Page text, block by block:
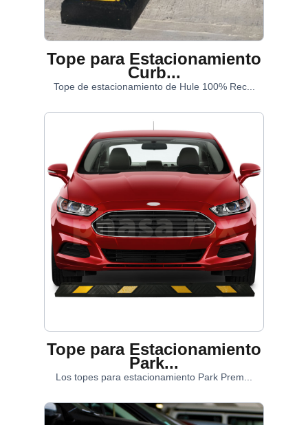
Tope para Estacionamiento
Curb...
Tope de estacionamiento de Hule 100% Rec...
Tope para Estacionamiento
Park...
Los topes para estacionamiento Park Prem...